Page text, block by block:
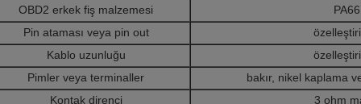
OBD2 erkek fiş malzemesi
PA66
Pin ataması veya pin out
Kablo uzunluğu
Pimler veya terminaller
bakır, nikel kaplama
Kontak direnci
3 ohm